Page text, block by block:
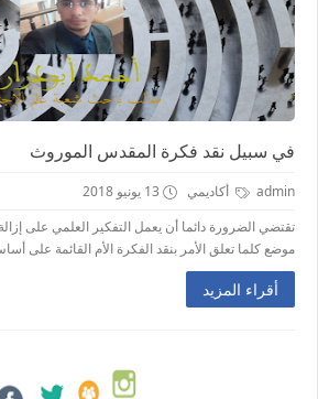
في سبيل نقد فكرة المقدس الموروث
admin أكاديمي
13 يونيو 2018
تقتضي الضرورة دائما أن يعمل التفكير العلمي على
موضع كلما تعلق الأمر بنقد الفكرة الأم القائمة على
أقراء المزيد